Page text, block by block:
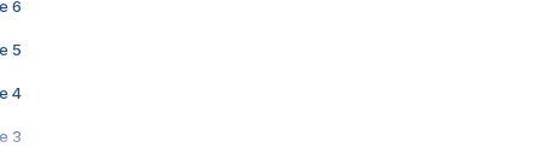
6
5
4
3